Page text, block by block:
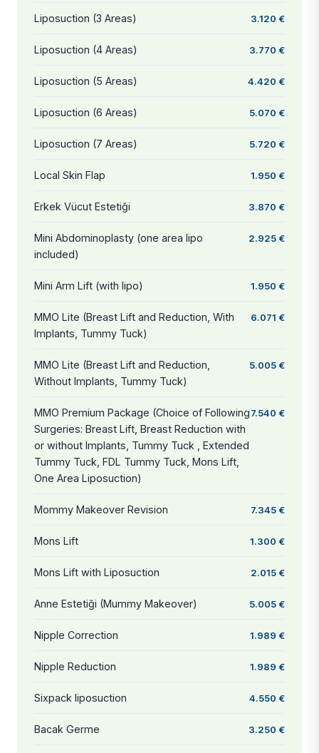
Liposuction (3 Areas) 3.120 €
Liposuction (4 Areas) 3.770 €
Liposuction (5 Areas) 4.420 €
Liposuction (6 Areas) 5.070 €
Liposuction (7 Areas) 5.720 €
Local Skin Flap 1.950 €
Erkek Vücut Estetiği 3.870 €
Mini Abdominoplasty (one area lipo
included)
2.925 €
Mini Arm Lift (with lipo) 1.950 €
MMO Lite (Breast Lift and Reduction, With
Implants, Tummy Tuck)
6.071 €
MMO Lite (Breast Lift and Reduction,
Without Implants, Tummy Tuck)
5.005 €
MMO Premium Package (Choice of Following
Surgeries: Breast Lift, Breast Reduction with
or without Implants, Tummy Tuck , Extended
Tummy Tuck, FDL Tummy Tuck, Mons Lift,
One Area Liposuction)
7.540 €
Mommy Makeover Revision 7.345 €
Mons Lift 1.300 €
Mons Lift with Liposuction 2.015 €
Anne Estetiği (Mummy Makeover) 5.005 €
Nipple Correction 1.989 €
Nipple Reduction 1.989 €
Sixpack liposuction 4.550 €
Bacak Germe 3.250 €